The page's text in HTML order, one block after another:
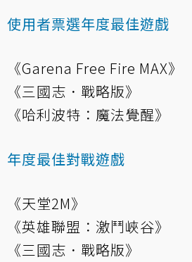
使用者票選年度最佳遊戲
《Garena Free Fire MAX》
《三國志．戰略版》
《哈利波特：魔法覺醒》
年度最佳對戰遊戲
《天堂2M》
《英雄聯盟：激鬥峽谷》
《三國志．戰略版》